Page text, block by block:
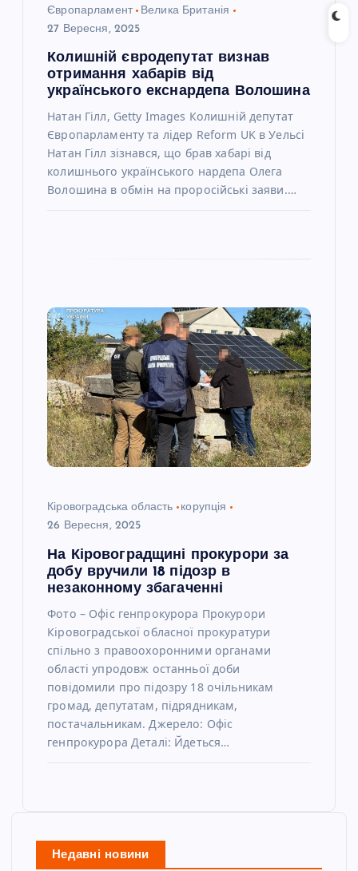
Європарламент
Велика Британія
27 Вересня, 2025
Колишній євродепутат визнав
отримання хабарів від
українського екснардепа Волошина
Натан Гілл, Getty Images Колишній депутат
Європарламенту та лідер Reform UK в Уельсі
Натан Гілл зізнався, що брав хабарі від
колишнього українського нардепа Олега
Волошина в обмін на проросійські заяви.…
Кіровоградська область
корупція
26 Вересня, 2025
На Кіровоградщині прокурори за
добу вручили 18 підозр в
незаконному збагаченні
Фото – Офіс генпрокурора Прокурори
Кіровоградської обласної прокуратури
спільно з правоохоронними органами
області упродовж останньої доби
повідомили про підозру 18 очільникам
громад, депутатам, підрядникам,
постачальникам. Джерело: Офіс
генпрокурора Деталі: Йдеться…
Недавні новини